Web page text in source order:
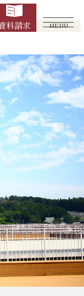
料請求 MENU